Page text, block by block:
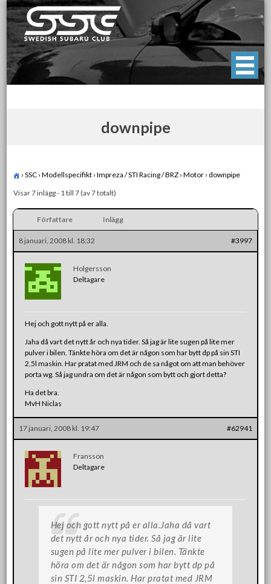
Skip
to
content
Swedish Subaru Club
För oss som älskar Subaru!
downpipe
› SSC › Modellspecifikt › Impreza / STI Racing / BRZ › Motor › downpipe
Visar 7 inlägg - 1 till 7 (av 7 totalt)
Författare Inlägg
8 januari, 2008 kl. 18:32 #3997
Holgersson
Deltagare
Hej och gott nytt på er alla.
Jaha då vart det nytt år och nya tider. Så jag är lite sugen på lite mer
pulver i bilen. Tänkte höra om det är någon som har bytt dp på sin STI
2,5l maskin. Har pratat med JRM och de sa något om att man behöver
porta wg. Så jag undra om det är någon som bytt och gjort detta?
Ha det bra.
MvH Niclas
17 januari, 2008 kl. 19:47 #62941
Fransson
Deltagare
Hej och gott nytt på er alla.Jaha då vart
det nytt år och nya tider. Så jag är lite
sugen på lite mer pulver i bilen. Tänkte
höra om det är någon som har bytt dp på
sin STI 2,5l maskin. Har pratat med JRM